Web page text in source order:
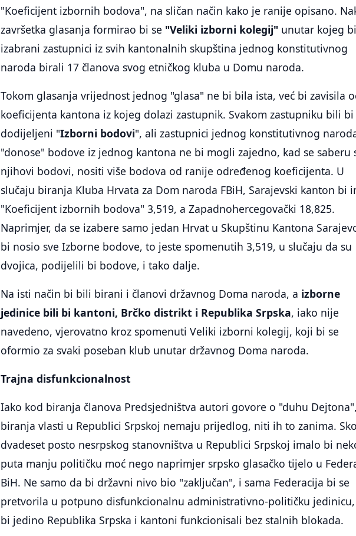
"Koeficijent izbornih bodova", na sličan način kako je ranije opisano.
završetka glasanja formirao bi se "Veliki izborni kolegij" unutar kojeg
izabrani zastupnici iz svih kantonalnih skupština jednog konstitutivnog
naroda birali 17 članova svog etničkog kluba u Domu naroda.
Tokom glasanja vrijednost jednog "glasa" ne bi bila ista, već bi zavisila
koeficijenta kantona iz kojeg dolazi zastupnik. Svakom zastupniku bili bi
dodijeljeni "Izborni bodovi", ali zastupnici jednog konstitutivnog
"donose" bodove iz jednog kantona ne bi mogli zajedno, kad se saberu
njihovi bodovi, nositi više bodova od ranije određenog koeficijenta. U
slučaju biranja Kluba Hrvata za Dom naroda FBiH, Sarajevski kanton bi
"Koeficijent izbornih bodova" 3,519, a Zapadnohercegovački 18,825.
Naprimjer, da se izabere samo jedan Hrvat u Skupštinu Kantona
bi nosio sve Izborne bodove, to jeste spomenutih 3,519, u slučaju da su
dvojica, podijelili bi bodove, i tako dalje.
Na isti način bi bili birani i članovi državnog Doma naroda, a izborne
jedinice bili bi kantoni, Brčko distrikt i Republika Srpska, iako nije
navedeno, vjerovatno kroz spomenuti Veliki izborni kolegij, koji bi se
oformio za svaki poseban klub unutar državnog Doma naroda.
Trajna disfunkcionalnost
Iako kod biranja članova Predsjedništva autori govore o "duhu
biranja vlasti u Republici Srpskoj nemaju prijedlog, niti ih to zanima.
dvadeset posto nesrpskog stanovništva u Republici Srpskoj imalo bi
puta manju političku moć nego naprimjer srpsko glasačko tijelo u
BiH. Ne samo da bi državni nivo bio "zaključan", i sama Federacija bi se
pretvorila u potpuno disfunkcionalnu administrativno-političku
bi jedino Republika Srpska i kantoni funkcionisali bez stalnih blokada.